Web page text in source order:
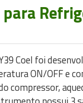
Coel foi
ON/OFF e
compressor,